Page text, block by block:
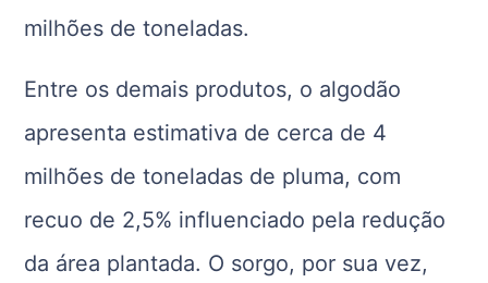
milhões de toneladas.
Entre os demais produtos, o algodão
apresenta estimativa de cerca de 4
milhões de toneladas de pluma, com
recuo de 2,5% influenciado pela redução
da área plantada. O sorgo, por sua vez,